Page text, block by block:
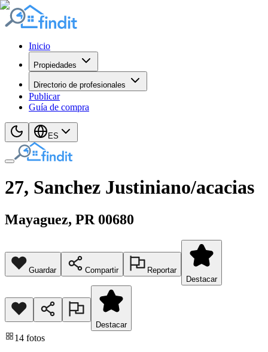
Inicio
Propiedades
Directorio de profesionales
Publicar
Guía de compra
ES
27, Sanchez Justiniano/acacias
Mayaguez, PR 00680
Guardar Compartir
Reportar
Destacar
Destacar
14 fotos